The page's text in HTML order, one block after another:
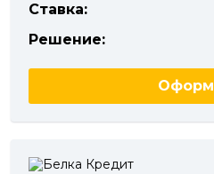
Ставка:
Решение: